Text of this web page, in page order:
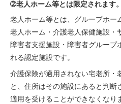
➁老人ホーム等とは限定されます。
老人ホーム等とは、グループホー
老人ホーム・介護老人保健施設・
障害者支援施設・障害者グループ
れる認定施設です。
介護保険が適用されない宅老所・
と、住所はその施設にあると判
適用を受けることができなくなり